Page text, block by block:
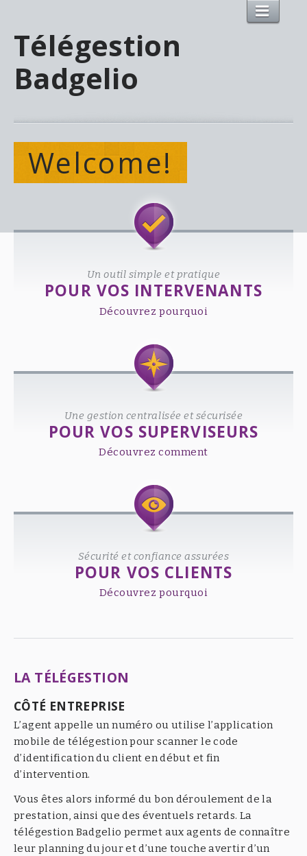
Télégestion
Badgelio
Welcome!
Un outil simple et pratique
POUR VOS INTERVENANTS
Découvrez pourquoi
Une gestion centralisée et sécurisée
POUR VOS SUPERVISEURS
Découvrez comment
Sécurité et confiance assurées
POUR VOS CLIENTS
Découvrez pourquoi
LA TÉLÉGESTION
CÔTÉ ENTREPRISE
L’agent appelle un numéro ou utilise l’application
mobile de télégestion pour scanner le code
d’identification du client en début et fin
d’intervention.
Vous êtes alors informé du bon déroulement de la
prestation, ainsi que des éventuels retards. La
télégestion Badgelio permet aux agents de connaître
leur planning du jour et d’une touche avertir d’un